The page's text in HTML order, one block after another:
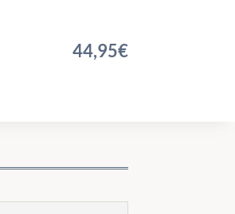
44,95€